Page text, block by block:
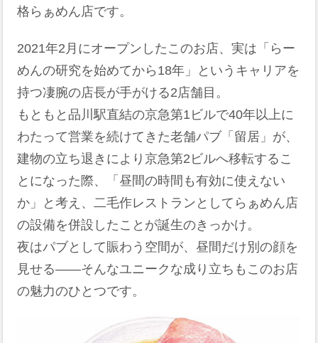
格らぁめん店です。
2021年2月にオープンしたこのお店、実は「らー
めんの研究を始めてから18年」というキャリアを
持つ凄腕の店長が手がける2店舗目。
もともと品川駅直結の京急第1ビルで40年以上に
わたって営業を続けてきた老舗パブ「留居」が、
建物の立ち退きにより京急第2ビルへ移転するこ
とになった際、「昼間の時間も有効に使えない
か」と考え、二毛作レストランとしてらぁめん店
の設備を併設したことが誕生のきっかけ。
夜はパブとして賑わう空間が、昼間だけ別の顔を
見せる——そんなユニークな成り立ちもこのお店
の魅力のひとつです。